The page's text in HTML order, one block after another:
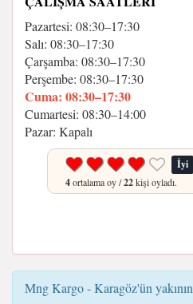
Pazartesi: 08:30–17:30
Salı: 08:30–17:30
Çarşamba: 08:30–17:30
Perşembe: 08:30–17:30
Cuma: 08:30–17:30
Cumartesi: 08:30–14:00
Pazar: Kapalı
İyi
4ortalama oy /22kişi oyladı.
Mng Kargo - Karagöz'ün